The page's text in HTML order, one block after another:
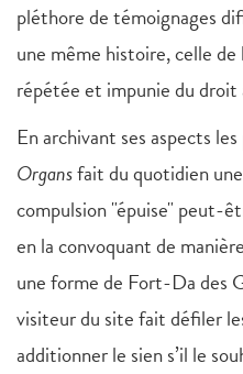
pléthore de témoignages
une même histoire, celle
répétée et impunie du droit
En archivant ses aspects
Organsfait du quotidien
compulsion "épuise" peut-
en la convoquant de
une forme de Fort-Da des
visiteur du site fait défiler
additionner le sien s’il le